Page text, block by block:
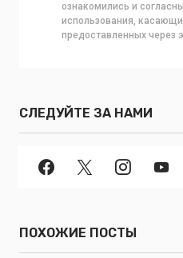
ознакомились и
использования,
предоставленных через
СЛЕДУЙТЕ ЗА НАМИ
ПОХОЖИЕ ПОСТЫ